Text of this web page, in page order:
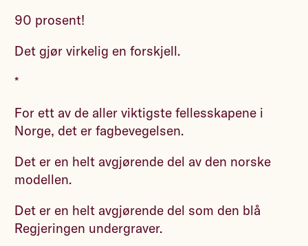
90 prosent!
Det gjør virkelig en forskjell.
*
For ett av de aller viktigste fellesskapene i
Norge, det er fagbevegelsen.
Det er en helt avgjørende del av den norske
modellen.
Det er en helt avgjørende del som den blå
Regjeringen undergraver.